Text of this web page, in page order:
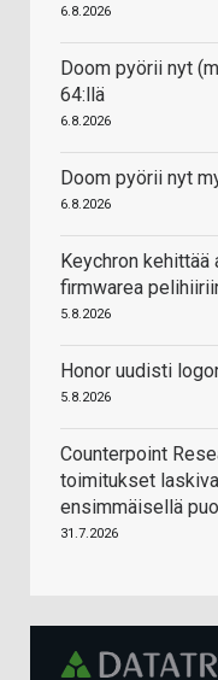
6.8.2026
Doom pyörii nyt
64:llä
6.8.2026
Doom pyörii nyt
6.8.2026
Keychron
firmwarea
5.8.2026
Honor uudisti
5.8.2026
Counterpoint
toimitukset
ensimmäisellä
31.7.2026